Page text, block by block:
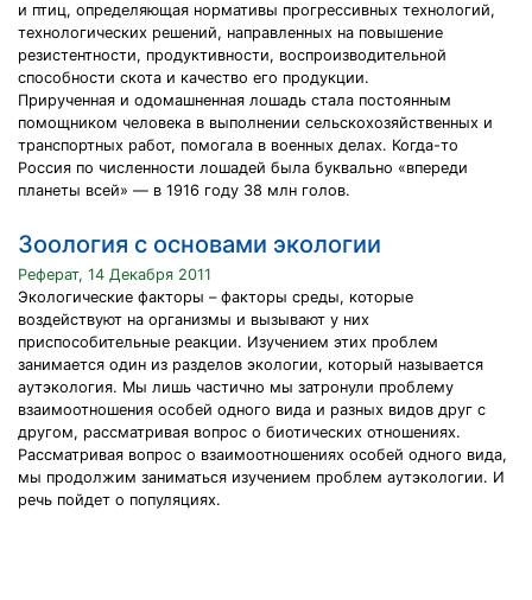
и птиц, определяющая нормативы прогрессивных технологий,
технологических решений, направленных на повышение
резистентности, продуктивности, воспроизводительной
способности скота и качество его продукции.
Прирученная и одомашненная лошадь стала постоянным
помощником человека в выполнении сельскохозяйственных и
транспортных работ, помогала в военных делах. Когда-то
Россия по численности лошадей была буквально «впереди
планеты всей» — в 1916 году 38 млн голов.
Зоология с основами экологии
Реферат, 14 Декабря 2011
Экологические факторы – факторы среды, которые
воздействуют на организмы и вызывают у них
приспособительные реакции. Изучением этих проблем
занимается один из разделов экологии, который называется
аутэкология. Мы лишь частично мы затронули проблему
взаимоотношения особей одного вида и разных видов друг с
другом, рассматривая вопрос о биотических отношениях.
Рассматривая вопрос о взаимоотношениях особей одного вида,
мы продолжим заниматься изучением проблем аутэкологии. И
речь пойдет о популяциях.